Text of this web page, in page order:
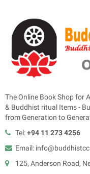
The Online Book Shop for
& Buddhist ritual Items -
from Generation to
Tel:+94 11 273 4256
Email:
125, Anderson Road,